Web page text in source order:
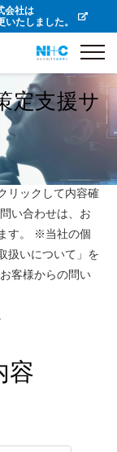
会社は
たしました。
定支援サ
リックして内容確
い合わせは、お
す。 ※当社の個
扱いについて」を
客様からの問い